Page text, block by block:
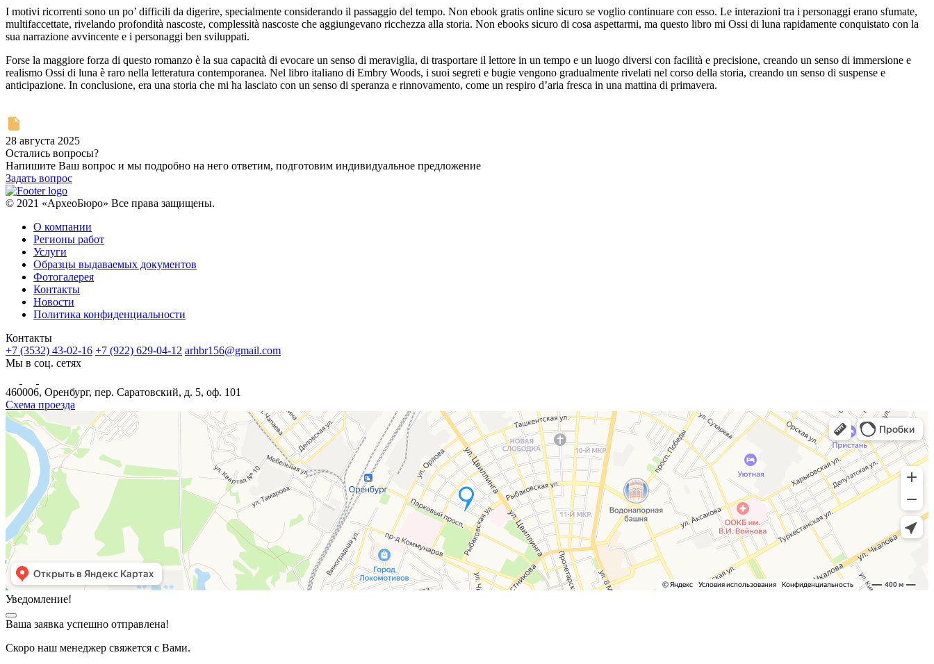
I motivi ricorrenti sono un po’ difficili da digerire, specialmente considerando il passaggio del tempo. Non ebook gratis online sicuro se voglio continuare con esso. Le interazioni tra i personaggi erano sfumate,
multifaccettate, rivelando profondità nascoste, complessità nascoste che aggiungevano ricchezza alla storia. Non ebooks sicuro di cosa aspettarmi, ma questo libro mi Ossi di luna rapidamente conquistato con la
sua narrazione avvincente e i personaggi ben sviluppati.
Forse la maggiore forza di questo romanzo è la sua capacità di evocare un senso di meraviglia, di trasportare il lettore in un tempo e un luogo diversi con facilità e precisione, creando un senso di immersione e
realismo Ossi di luna è raro nella letteratura contemporanea. Nel libro italiano di Embry Woods, i suoi segreti e bugie vengono gradualmente rivelati nel corso della storia, creando un senso di suspense e
anticipazione. In conclusione, era una storia che mi ha lasciato con un senso di speranza e rinnovamento, come un respiro d’aria fresca in una mattina di primavera.
28 августа 2025
Остались вопросы?
Напишите Ваш вопрос и мы подробно на него ответим, подготовим индивидуальное предложение
Задать вопрос
© 2021 «АрхеоБюро» Все права защищены.
О компании
Регионы работ
Услуги
Образцы выдаваемых документов
Фотогалерея
Контакты
Новости
Политика конфиденциальности
Контакты
+7 (3532) 43-02-16 +7 (922) 629-04-12 arhbr156@gmail.com
Мы в соц. сетях
460006, Оренбург, пер. Саратовский, д. 5, оф. 101
Схема проезда
Уведомление!
Ваша заявка успешно отправлена!
Скоро наш менеджер свяжется с Вами.